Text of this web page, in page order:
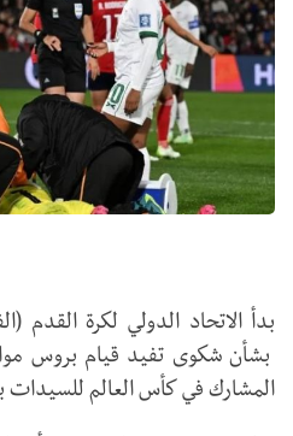
بدأ الاتحاد الدولي لكرة القدم
بشأن شكوى تفيد قيام بروس
المشارك في كأس العالم للسيدات